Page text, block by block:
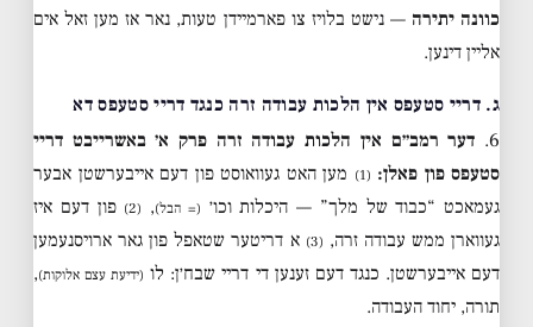
כוונה יתירה — נישט בלויז צו פארמיידן טעות, נאר אז מען זאל אים
אליין דינען.
ג. דריי סטעפס אין הלכות עבודה זרה כנגד דריי סטעפס דא
6.
דער רמב״ם אין הלכות עבודה זרה פרק א׳ באשרייבט דריי
סטעפס פון פאלן: (1)
מען האט געוואוסט פון דעם אייבערשטן אבער
געמאכט “כבוד של מלך” — היכלות וכו׳ (= הבל),
(2)
פון דעם איז
געווארן ממש עבודה זרה, (3)
א דריטער שטאפל פון גאר ארויסנעמען
דעם אייבערשטן. כנגד דעם זענען די דריי שבח׳ן: לו (ידיעת עצם אלוקות),
תורה, יחוד העבודה.